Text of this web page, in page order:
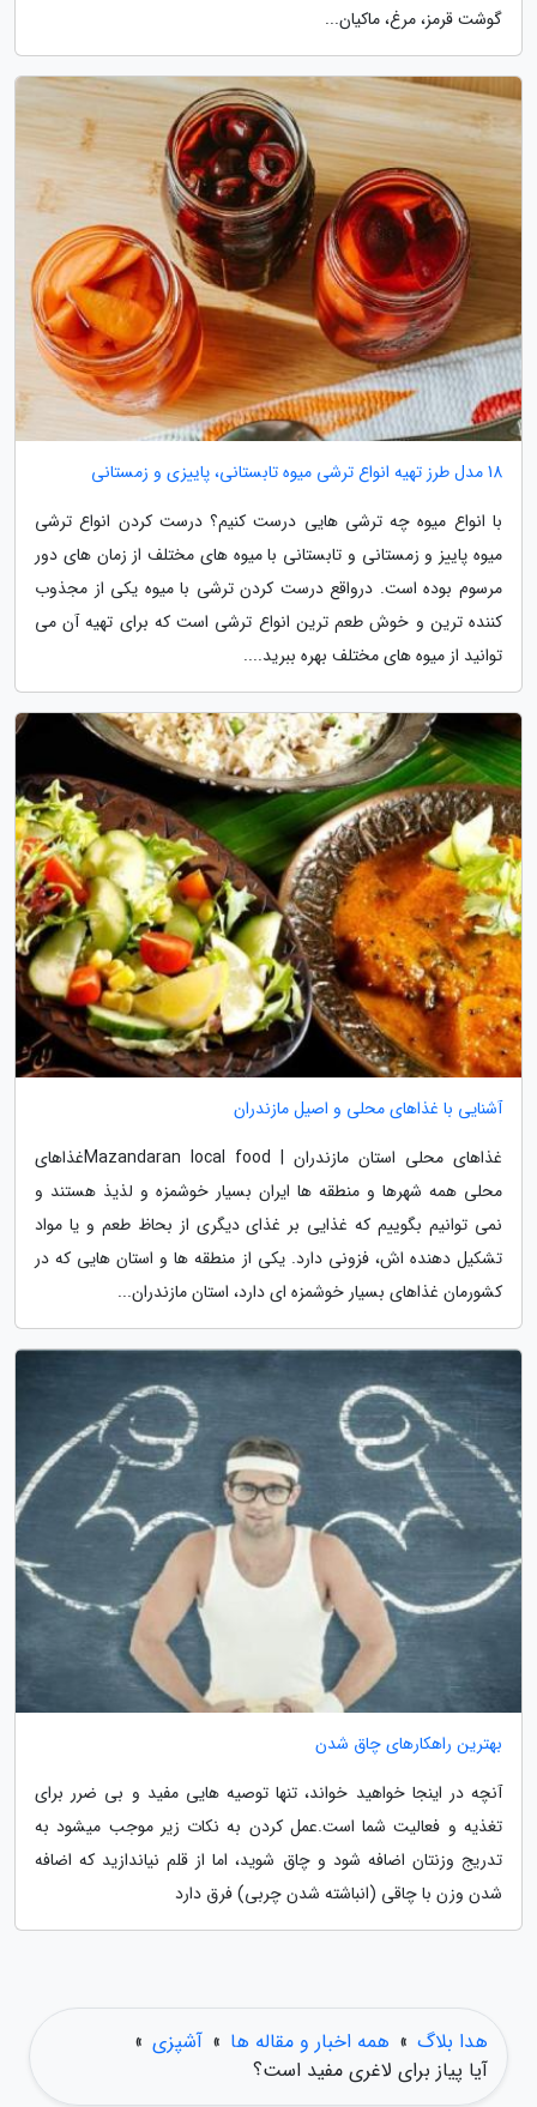
گوشت قرمز، مرغ، ماکیان...
18 مدل طرز تهیه انواع ترشی میوه تابستانی، پاییزی و زمستانی
با انواع میوه چه ترشی هایی درست کنیم؟ درست کردن انواع ترشی
میوه پاییز و زمستانی و تابستانی با میوه های مختلف از زمان های دور
مرسوم بوده است. درواقع درست کردن ترشی با میوه یکی از مجذوب
کننده ترین و خوش طعم ترین انواع ترشی است که برای تهیه آن می
توانید از میوه های مختلف بهره ببرید....
آشنایی با غذاهای محلی و اصیل مازندران
غذاهای محلی استان مازندران | Mazandaran local foodغذاهای
محلی همه شهرها و منطقه ها ایران بسیار خوشمزه و لذیذ هستند و
نمی توانیم بگوییم که غذایی بر غذای دیگری از بحاظ طعم و یا مواد
تشکیل دهنده اش، فزونی دارد. یکی از منطقه ها و استان هایی که در
کشورمان غذاهای بسیار خوشمزه ای دارد، استان مازندران...
بهترین راهکارهای چاق شدن
آنچه در اینجا خواهید خواند، تنها توصیه هایی مفید و بی ضرر برای
تغذیه و فعالیت شما است.عمل کردن به نکات زیر موجب میشود به
تدریج وزنتان اضافه شود و چاق شوید، اما از قلم نیاندازید که اضافه
شدن وزن با چاقی (انباشته شدن چربی) فرق دارد
هدا بلاگ » همه اخبار و مقاله ها » آشپزی »
آیا پیاز برای لاغری مفید است؟